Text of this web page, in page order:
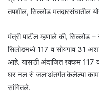
तपशील, सिल्लोड मतदारसंघातील
मंत्री पाटील म्हणाले की, सिल्लोड
सिलोडमध्ये 117 व सोयगाव 31
आहे. यासाठी अंदाजित रक्कम 117
घर नल से जल’अंतर्गत केलेल्या
सांगितले.